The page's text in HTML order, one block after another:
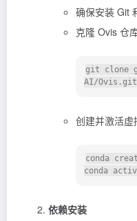
确保安装 Git
克隆 Ovis 仓库
git clone
创建并激活虚
conda
依赖安装